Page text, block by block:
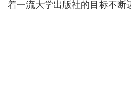
着一流大学出版社的目标不断